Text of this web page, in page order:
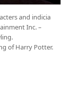
and indicia
Inc. –
of Harry Potter.